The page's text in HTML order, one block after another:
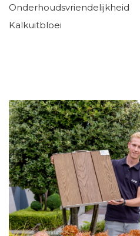
Onderhoudsvriendelijkheid
Kalkuitbloei